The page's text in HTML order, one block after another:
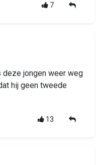
7
deze jongen weer weg
hij geen tweede
13